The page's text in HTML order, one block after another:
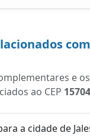
com
e
ao CEP
a cidade de